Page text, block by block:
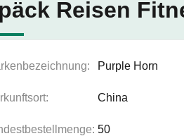
Reisen
Purple Horn
China
50